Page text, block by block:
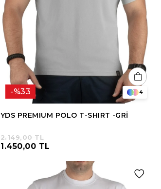
YDS PREMIUM POLO T-SHIRT -GRİ
%33
1.450,00 TL
2.149,00 TL
4